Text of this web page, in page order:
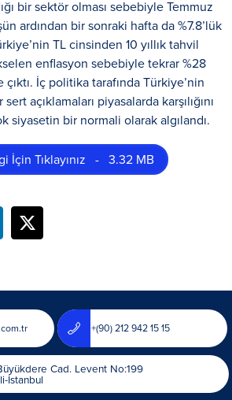
bir sektör olması sebebiyle Temmuz
ardından bir sonraki hafta da %7.8’lük
TL cinsinden 10 yıllık tahvil
enflasyon sebebiyle tekrar %28
İç politika tarafında Türkiye’nin
açıklamaları piyasalarda karşılığını
siyasetin bir normali olarak algılandı.
İçin Tıklayınız - 3.32 MB
+(90) 212 942 15 15
Cad. Levent No:199
İstanbul